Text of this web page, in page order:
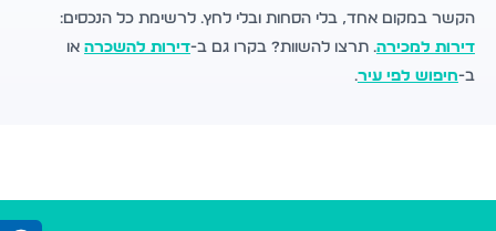
הקשר במקום אחד, בלי הסחות ובלי לחץ. לרשימת כל הנכסים:
דירות למכירה. תרצו להשוות? בקרו גם ב-דירות להשכרה או
ב-חיפוש לפי עיר.